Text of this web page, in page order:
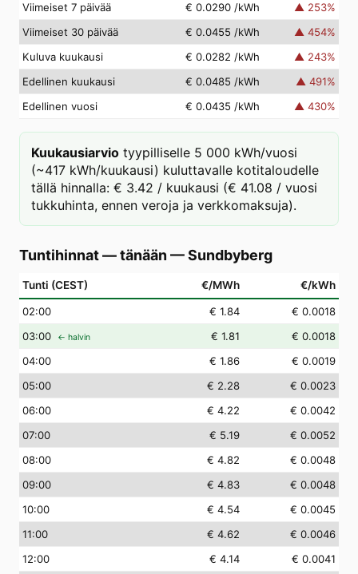
Viimeiset 7 päivää
€ 0.0290 /kWh ▲ 253%
Viimeiset 30 päivää
€ 0.0455 /kWh ▲ 454%
Kuluva kuukausi
€ 0.0282 /kWh ▲ 243%
Edellinen kuukausi
€ 0.0485 /kWh ▲ 491%
Edellinen vuosi
€ 0.0435 /kWh ▲ 430%
Kuukausiarvio tyypilliselle 5 000 kWh/vuosi
(~417 kWh/kuukausi) kuluttavalle kotitaloudelle
tällä hinnalla: € 3.42 / kuukausi (€ 41.08 / vuosi
tukkuhinta, ennen veroja ja verkkomaksuja).
Tuntihinnat — tänään —Sundbyberg
Tunti (CEST) €/MWh €/kWh
02:00 € 1.84
€ 0.0018
03:00 ← halvin € 1.81
€ 0.0018
04:00 € 1.86
€ 0.0019
05:00 € 2.28
€ 0.0023
06:00 € 4.22
€ 0.0042
07:00 € 5.19
€ 0.0052
08:00 € 4.82
€ 0.0048
09:00 € 4.83
€ 0.0048
10:00 € 4.54
€ 0.0045
11:00 € 4.62
€ 0.0046
12:00 € 4.14
€ 0.0041